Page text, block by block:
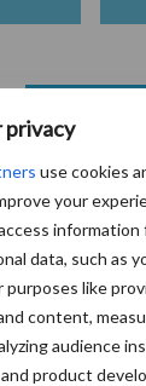
privacy
use cookies
your
information
data, such as
purposes like
content,
audience
product
ForFarmers
marktaandeel
Nederlandse